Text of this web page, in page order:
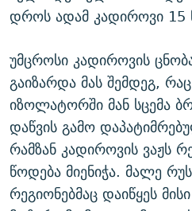
დროს ადამ კადიროვი 15
უმცროსი კადიროვის
გაიზარდა მას შემდეგ,
იზოლატორში მან სცემა
დაწვის გამო
რამზან კადიროვის ვაჟს
წოდება მიენიჭა. მალე
რეგიონებმაც დაიწყეს